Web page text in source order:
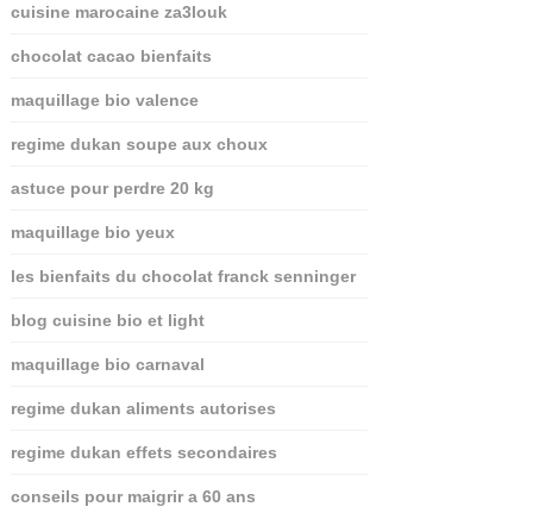
cuisine marocaine za3louk
chocolat cacao bienfaits
maquillage bio valence
regime dukan soupe aux choux
astuce pour perdre 20 kg
maquillage bio yeux
les bienfaits du chocolat franck senninger
blog cuisine bio et light
maquillage bio carnaval
regime dukan aliments autorises
regime dukan effets secondaires
conseils pour maigrir a 60 ans